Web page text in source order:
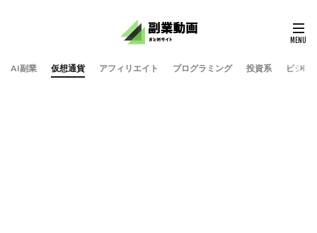
AI副業 仮想通貨 アフィリエイト プログラミング 投資系 ビジネ